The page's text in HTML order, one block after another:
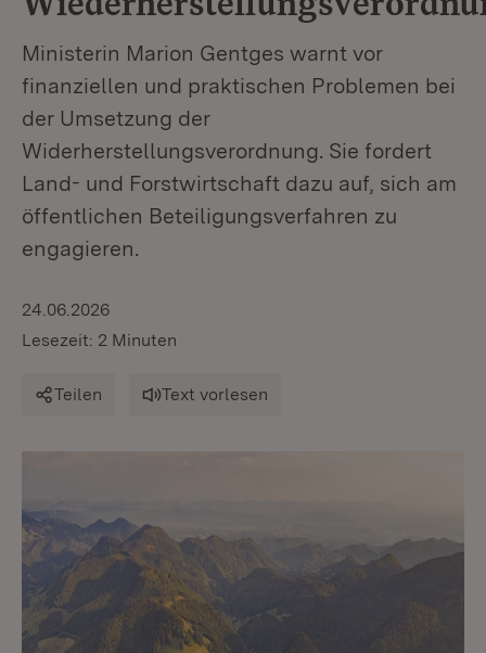
Ministerin Marion Gentges warnt vor
finanziellen und praktischen Problemen bei
der Umsetzung der
Widerherstellungsverordnung. Sie fordert
Land- und Forstwirtschaft dazu auf, sich am
öffentlichen Beteiligungsverfahren zu
engagieren.
24.06.2026
Lesezeit: 2 Minuten
Teilen Text vorlesen